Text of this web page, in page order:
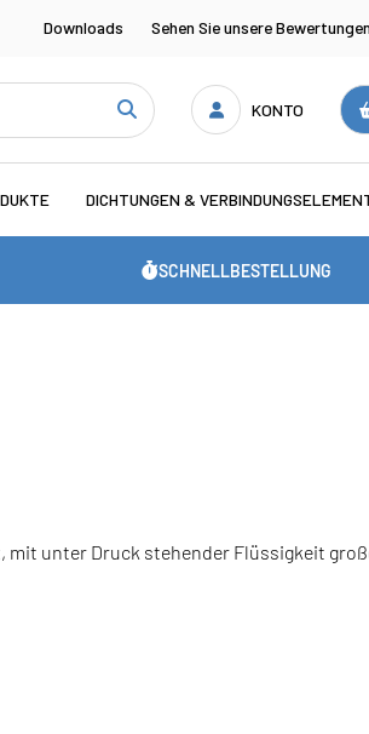
Downloads Sehen Sie unsere
KONTO
DICHTUNGEN &
SCHNELLBESTELLUNG
mit unter Druck stehender Flüssigkeit